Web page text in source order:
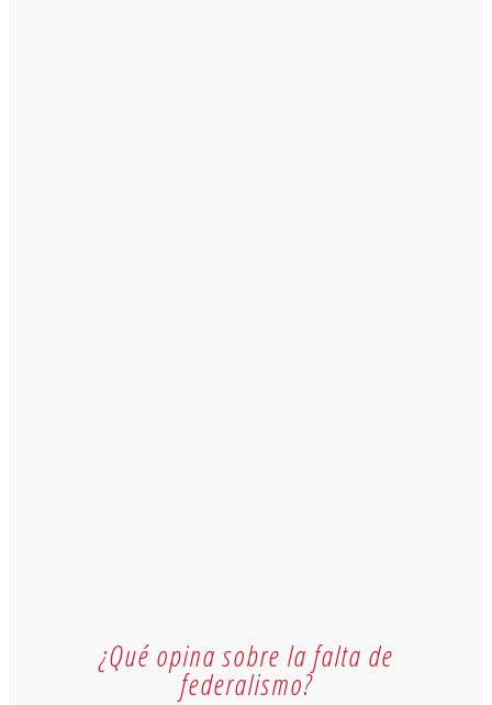
¿Qué opina sobre la falta de
federalismo?